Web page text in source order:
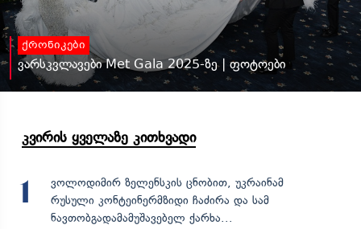
ქრონიკები
ვარსკვლავები Met Gala 2025-ზე | ფოტოები
კვირის ყველაზე კითხვადი
1
ვოლოდიმირ ზელენსკის ცნობით, უკრაინამ
რუსული კონტეინერმზიდი ჩაძირა და სამ
ნავთობგადამამუშავებელ ქარხა...